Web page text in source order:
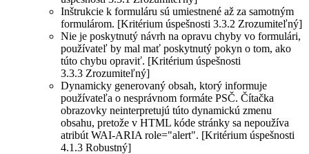
Inštrukcie k formuláru sú umiestnené až za samotným
formulárom. [Kritérium úspešnosti 3.3.2 Zrozumiteľný]
Nie je poskytnutý návrh na opravu chyby vo formulári,
používateľ by mal mať poskytnutý pokyn o tom, ako
túto chybu opraviť. [Kritérium úspešnosti
3.3.3 Zrozumiteľný]
Dynamicky generovaný obsah, ktorý informuje
používateľa o nesprávnom formáte PSČ. Čítačka
obrazovky neinterpretujú túto dynamickú zmenu
obsahu, pretože v HTML kóde stránky sa nepoužíva
atribút WAI-ARIA role="alert". [Kritérium úspešnosti
4.1.3 Robustný]